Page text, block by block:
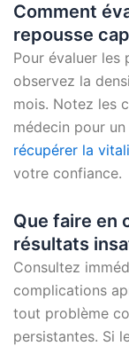
Comment
repousse
Pour évaluer les
observez la
mois. Notez les
médecin pour
récupérer la
votre confiance.
Que faire en
résultats
Consultez
complications
tout problème
persistantes. Si